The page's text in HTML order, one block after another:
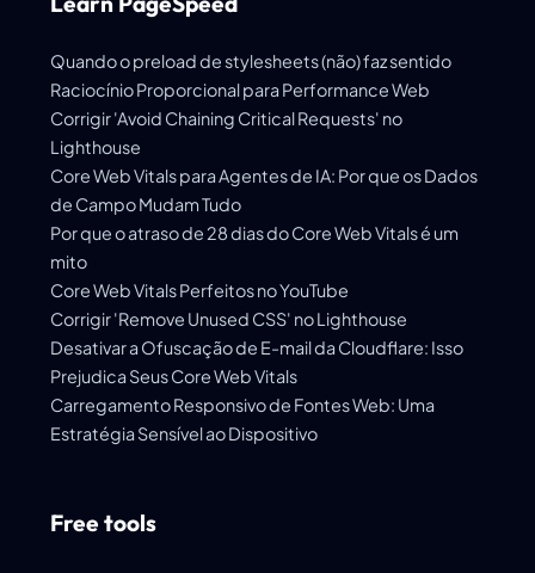
Quando o preload de stylesheets (não) faz sentido
Raciocínio Proporcional para Performance Web
Corrigir 'Avoid Chaining Critical Requests' no
Lighthouse
Core Web Vitals para Agentes de IA: Por que os Dados
de Campo Mudam Tudo
Por que o atraso de 28 dias do Core Web Vitals é um
mito
Core Web Vitals Perfeitos no YouTube
Corrigir 'Remove Unused CSS' no Lighthouse
Desativar a Ofuscação de E-mail da Cloudflare: Isso
Prejudica Seus Core Web Vitals
Carregamento Responsivo de Fontes Web: Uma
Estratégia Sensível ao Dispositivo
Free tools